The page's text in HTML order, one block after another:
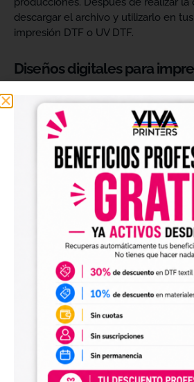
descargar el archivo y utilizarlo en
impresión DTF o UV DTF.
Diseños digitales para
crear camisetas, sudaderas, tote
prendas promocionales y otros
personalizados.
Los archivos están pensados para
de tus impresiones y ayudarte a
sin tener que diseñar cada imagen
tendrás que adaptar el tamaño a tus
el archivo en tu programa de
maquinaria DTF.
Diseños digitales para
También encontrarás
perfectos para personalizar vasos,
envases, artículos promocionales y